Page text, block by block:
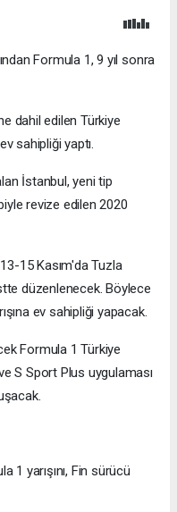
Formula 1, 9 yıl sonra
dahil edilen Türkiye
sahipliği yaptı.
İstanbul, yeni tip
revize edilen 2020
15 Kasım'da Tuzla
düzenlenecek. Böylece
ev sahipliği yapacak.
Formula 1 Türkiye
S Sport Plus uygulaması
1 yarışını, Fin sürücü